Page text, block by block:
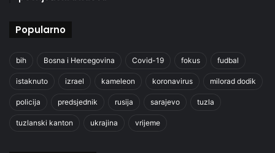
Popularno
bih Bosna i Hercegovina Covid-19 fokus fudbal
istaknuto izrael kameleon koronavirus milorad dodik
policija predsjednik rusija sarajevo tuzla
tuzlanski kanton ukrajina vrijeme